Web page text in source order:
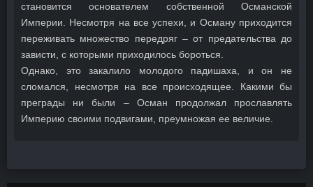
становится основателем собственной Османской
Империи. Несмотря на все успехи, и Осману приходится
переживать множество передряг – от предательства до
зависти, с которыми приходилось бороться.
Однако, это закалило молодого падишаха, и он не
сломался, несмотря на все происходящее. Какими бы
преграды ни были – Осман продолжал прославлять
Империю своими подвигами, преумножая ее величие.